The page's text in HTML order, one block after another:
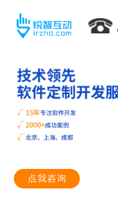
点我咨询